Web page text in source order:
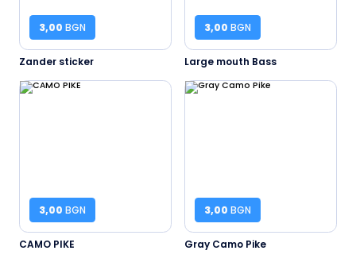
3,00 BGN
Zander sticker
3,00 BGN
Large mouth Bass
3,00 BGN
CAMO PIKE
3,00 BGN
Gray Camo Pike